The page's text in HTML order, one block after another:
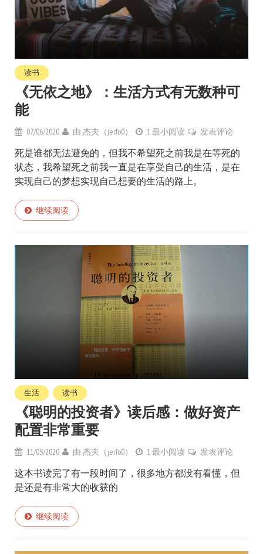
读书
《无依之地》：生活方式有无数种可
能
07/06/2020 由 杰夫（jerfo0） 1 最小阅读 发表评论
死是谁都无法避免的，但我不希望死之前我是在等死的
状态，我希望死之前我一直是在享受自己的生活，是在
实现自己的梦想实现自己想要的生活的路上。
继续阅读
生活 读书
《聪明的投资者》读后感：做好资产
配置非常重要
11/05/2020 由 杰夫（jerfo0） 1 最小阅读 发表评论
这本书读完了有一段时间了，很多地方都没有看懂，但
是还是有非常大的收获的
继续阅读